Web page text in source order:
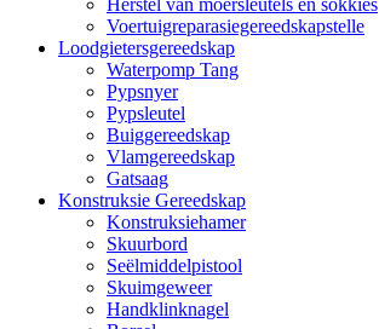
Voertuigreparasiegereedskapstelle
Loodgietersgereedskap
Waterpomp Tang
Pypsnyer
Pypsleutel
Buiggereedskap
Vlamgereedskap
Gatsaag
Konstruksie Gereedskap
Konstruksiehamer
Skuurbord
Seëlmiddelpistool
Skuimgeweer
Handklinknagel